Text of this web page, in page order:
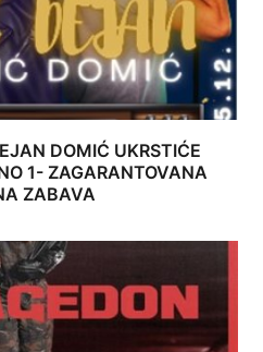
DOMIĆ UKRSTIĆE
1- ZAGARANTOVANA
ZABAVA